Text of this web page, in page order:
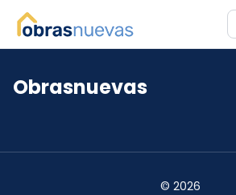
*
Obrasnuevas
© 2026